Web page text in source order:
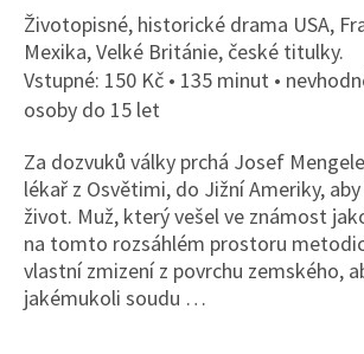
Životopisné, historické drama USA,
Mexika, Velké Británie, české titulky.
Vstupné: 150 Kč • 135 minut •
osoby do 15 let
Za dozvuků války prchá Josef
lékař z Osvětimi, do Jižní Ameriky,
život. Muž, který vešel ve známost
na tomto rozsáhlém prostoru
vlastní zmizení z povrchu zemského,
jakémukoli soudu …